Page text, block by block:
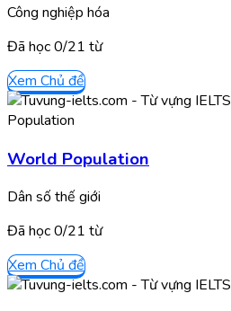
Công nghiệp hóa
Đã học0/21 từ
Xem Chủ đề
World Population
Dân số thế giới
Đã học0/21 từ
Xem Chủ đề